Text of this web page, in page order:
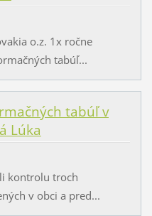
o.z. 1x ročne
tabúľ...
tabúľ v
Lúka
kontrolu troch
v obci a pred...